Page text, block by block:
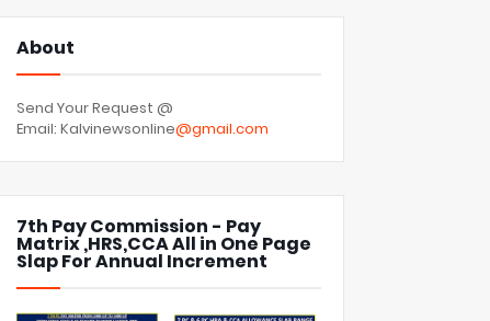
About
Send Your Request @
Email: Kalvinewsonline@gmail.com
7th Pay Commission - Pay
Matrix ,HRS,CCA All in One Page
Slap For Annual Increment